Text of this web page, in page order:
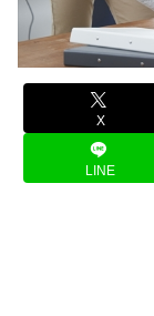
X
LINE